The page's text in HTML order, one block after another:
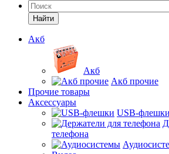
Найти
Акб
Акб
Акб прочие
Прочие товары
Аксессуары
USB-флешки
телефона